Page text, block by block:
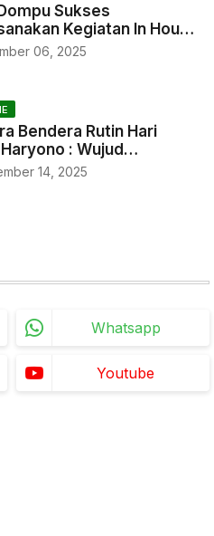
Sukses
Kegiatan In House
Petugas
06, 2025
Bendera Rutin Hari
: Wujud
Rasa
Sejak Dini
14, 2025
Whatsapp
Youtube